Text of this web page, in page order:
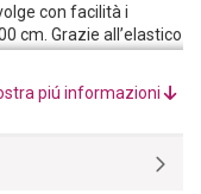
con facilità i
cm. Grazie all’elastico
TEX Standard 100.
clima di riposo
piú informazioni